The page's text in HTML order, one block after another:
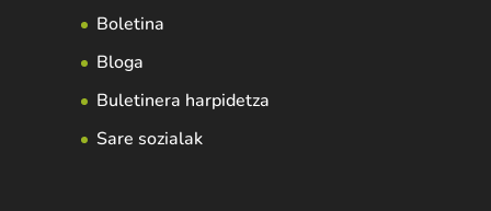
Boletina
Bloga
Buletinera harpidetza
Sare sozialak